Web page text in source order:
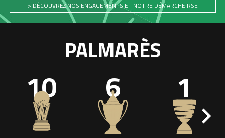
> DÉCOUVREZ NOS ENGAGEMENTS ET NOTRE DÉMARCHE RSE
PALMARÈS
10 6 1